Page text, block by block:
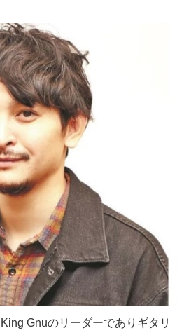
Gnuのリーダーでありギタリ